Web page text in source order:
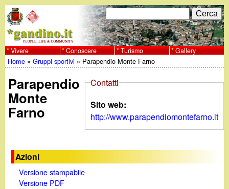
al
contenuto
principale
w
w
w
g
F
o
r
m
d
i
i
C
e
r
c
a
Vivere Conoscere Turismo Gallery
Tu
sei
qui
Home »Gruppi sportivi » Parapendio Monte Farno
Parapendio
Monte
Farno
Contatti
Sito web:
http://www.parapendiomontefarno.it
Azioni
Versione stampabile
Versione PDF